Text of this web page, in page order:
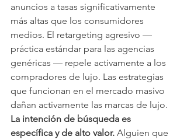
anuncios a tasas significativamente
más altas que los consumidores
medios. El retargeting agresivo —
práctica estándar para las agencias
genéricas — repele activamente a los
compradores de lujo. Las estrategias
que funcionan en el mercado masivo
dañan activamente las marcas de lujo.
La intención de búsqueda es
específica y de alto valor. Alguien que